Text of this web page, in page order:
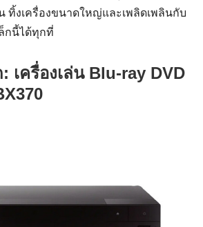
ทิ้งเครื่องขนาดใหญ่และเพลิดเพลินกับ
กนี้ได้ทุกที่
เครื่องเล่น Blu-ray DVD